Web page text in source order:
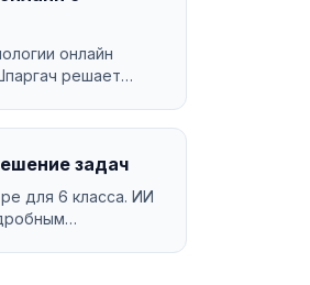
онлайн
решает
задач
для 6 класса. ИИ